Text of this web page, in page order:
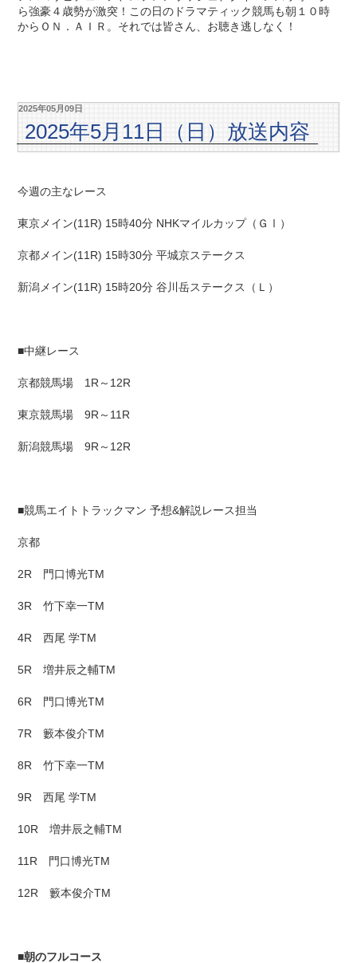
ら強豪４歳勢が激突！この日のドラマティック競馬も朝１０時
からＯＮ．ＡＩＲ。それでは皆さん、お聴き逃しなく！
2025年05月09日
2025年5月11日（日）放送内容
今週の主なレース
東京メイン(11R) 15時40分 NHKマイルカップ（ＧⅠ）
京都メイン(11R) 15時30分 平城京ステークス
新潟メイン(11R) 15時20分 谷川岳ステークス（Ｌ）
■中継レース
京都競馬場 1R～12R
東京競馬場 9R～11R
新潟競馬場 9R～12R
■競馬エイトトラックマン 予想&解説レース担当
京都
2R 門口博光TM
3R 竹下幸一TM
4R 西尾 学TM
5R 増井辰之輔TM
6R 門口博光TM
7R 籔本俊介TM
8R 竹下幸一TM
9R 西尾 学TM
10R 増井辰之輔TM
11R 門口博光TM
12R 籔本俊介TM
■朝のフルコース